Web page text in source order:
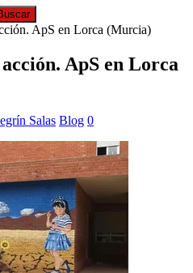
ApS en Lorca (Murcia)
ApS en Lorca
Salas Blog 0